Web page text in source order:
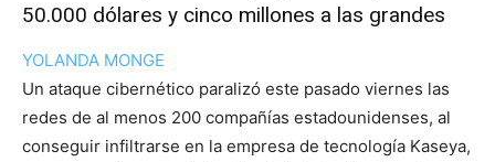
50.000 dólares y cinco millones a las grandes
YOLANDA MONGE
Un ataque cibernético paralizó este pasado viernes las
redes de al menos 200 compañías estadounidenses, al
conseguir infiltrarse en la empresa de tecnología Kaseya,